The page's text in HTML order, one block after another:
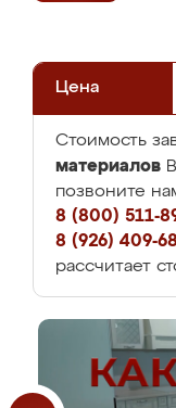
Цена
Стоимость
материалов
позвоните
8 (800) 511-
8 (926) 409-
рассчитает